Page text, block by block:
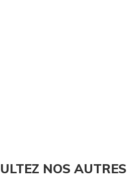
NOS AUTRES